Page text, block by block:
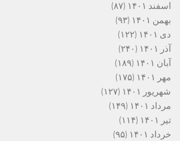
اسفند ۱۴۰۱
(۸۷)
بهمن ۱۴۰۱
(۹۳)
دی ۱۴۰۱
(۱۲۲)
آذر ۱۴۰۱
(۲۴۰)
آبان ۱۴۰۱
(۱۸۹)
مهر ۱۴۰۱
(۱۷۵)
شهریور ۱۴۰۱
(۱۲۷)
مرداد ۱۴۰۱
(۱۴۹)
تیر ۱۴۰۱
(۱۱۴)
خرداد ۱۴۰۱
(۹۵)